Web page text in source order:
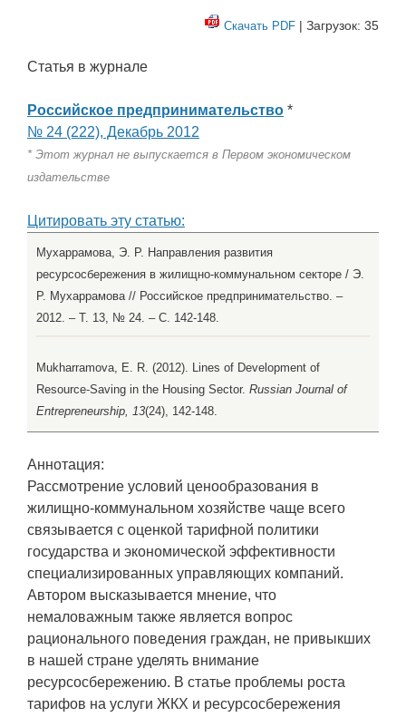
Скачать PDF | Загрузок: 35
Статья в журнале
Российское предпринимательство *
№ 24 (222), Декабрь 2012
* Этот журнал не выпускается в Первом экономическом
издательстве
Цитировать эту статью:
Мухаррамова, Э. Р. Направления развития
ресурсосбережения в жилищно-коммунальном секторе / Э.
Р. Мухаррамова // Российское предпринимательство. –
2012. – Т. 13, № 24. – С. 142-148.
Mukharramova, E. R. (2012). Lines of Development of
Resource-Saving in the Housing Sector. Russian Journal of
Entrepreneurship, 13(24), 142-148.
Аннотация:
Рассмотрение условий ценообразования в
жилищно-коммунальном хозяйстве чаще всего
связывается с оценкой тарифной политики
государства и экономической эффективности
специализированных управляющих компаний.
Автором высказывается мнение, что
немаловажным также является вопрос
рационального поведения граждан, не привыкших
в нашей стране уделять внимание
ресурсосбережению. В статье проблемы роста
тарифов на услуги ЖКХ и ресурсосбережения